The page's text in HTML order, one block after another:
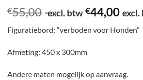
€55,00 excl. btw €44,00
Figuratiebord: “verboden voor Honden”
Afmeting: 450 x 300mm
Andere maten mogelijk op aanvraag.